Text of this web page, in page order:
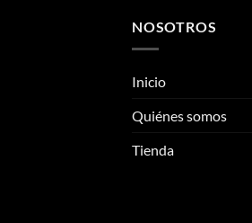
NOSOTROS
Inicio
Quiénes somos
Tienda